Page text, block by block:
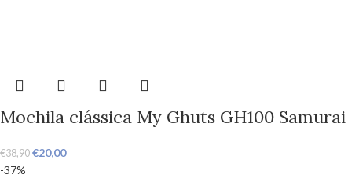
Mochila clássica My Ghuts GH100 Samurai
€38,90 €20,00
-37%